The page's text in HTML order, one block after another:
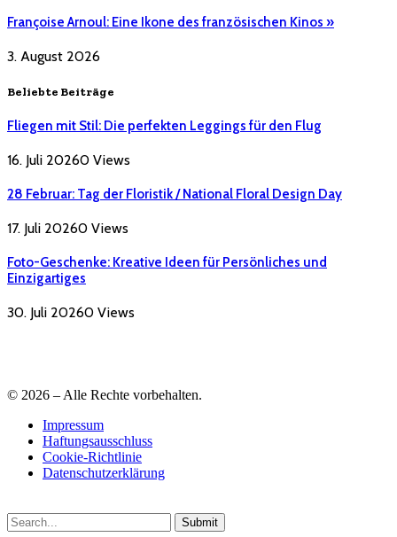
Françoise Arnoul: Eine Ikone des französischen Kinos »
3. August 2026
Beliebte Beiträge
Fliegen mit Stil: Die perfekten Leggings für den Flug
16. Juli 20260 Views
28 Februar: Tag der Floristik / National Floral Design Day
17. Juli 20260 Views
Foto-Geschenke: Kreative Ideen für Persönliches und
Einzigartiges
30. Juli 20260 Views
© 2026 – Alle Rechte vorbehalten.
Impressum
Haftungsausschluss
Cookie-Richtlinie
Datenschutzerklärung
Submit